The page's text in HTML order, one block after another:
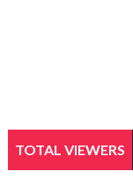
TOTAL VIEWERS